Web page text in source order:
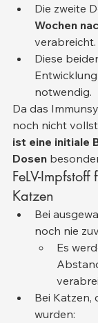
Die zweite
Wochen
verabreicht.
Diese
notwendig.
Da das
noch nicht
ist eine initiale
Dosen
FeLV-
Katzen
Bei
noch nie
Es
Bei Katzen,
wurden: